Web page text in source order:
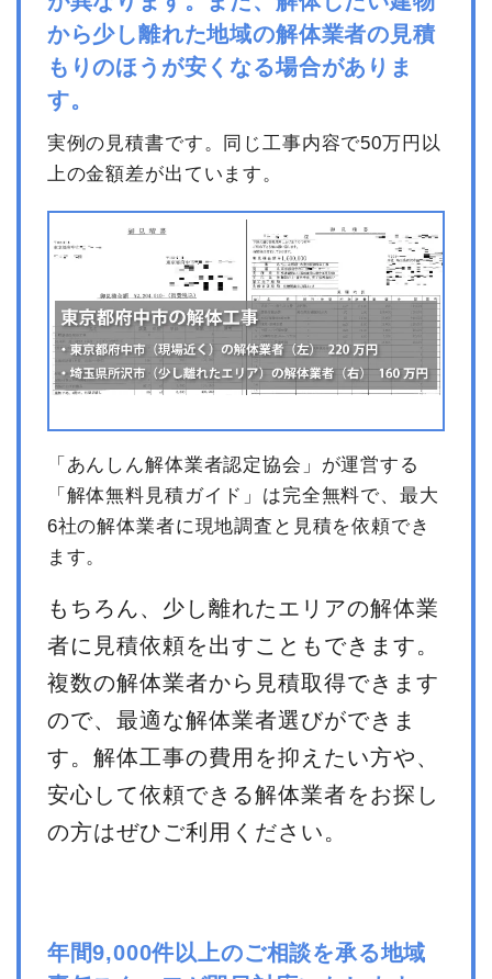
から少し離れた地域の解体業者の見積
もりのほうが安くなる場合がありま
す。
実例の見積書です。同じ工事内容で50万円以
上の金額差が出ています。
「あんしん解体業者認定協会」が運営する
「解体無料見積ガイド」は完全無料で、最大
6社の解体業者に現地調査と見積を依頼でき
ます。
もちろん、少し離れたエリアの解体業
者に見積依頼を出すこともできます。
複数の解体業者から見積取得できます
ので、最適な解体業者選びができま
す。解体工事の費用を抑えたい方や、
安心して依頼できる解体業者をお探し
の方はぜひご利用ください。
年間9,000件以上のご相談を承る地域